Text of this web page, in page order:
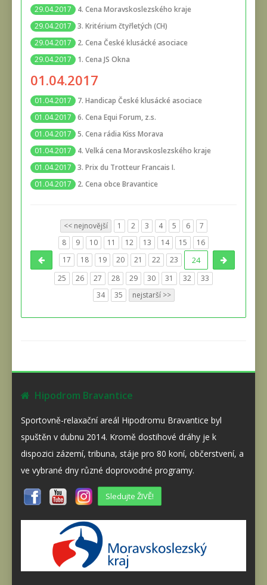
29.04.2017
4. Cena Moravskoslezského kraje
29.04.2017
3. Kritérium čtyřletých (CH)
29.04.2017
2. Cena České klusácké asociace
29.04.2017
1. Cena JS Okna
01.04.2017
01.04.2017
7. Handicap České klusácké asociace
01.04.2017
6. Cena Equi Forum, z.s.
01.04.2017
5. Cena rádia Kiss Morava
01.04.2017
4. Velká cena Moravskoslezského kraje
01.04.2017
3. Prix du Trotteur Francais I.
01.04.2017
2. Cena obce Bravantice
<< nejnovější 1 2 3 4 5 6
7
8
9 10 11 12 13 14 15
16
17
18 19 20 21 22 23 24
25 26 27 28 29 30 31 32
33
34
35 nejstarší >>
Hipodrom Bravantice
Sportovně-relaxační areál Hipodromu Bravantice byl
spuštěn v dubnu 2014. Kromě dostihové dráhy je k
dispozici zázemí, tribuna, stáje pro 80 koní, občerstvení, a
ve vybrané dny různé doprovodné programy.
Sledujte ŽIVĚ!